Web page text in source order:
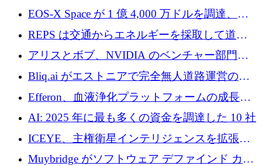
EOS-X Space が 1 億 4,000 万ドルを調達、
Mistral が Emmi AI を買収、Bliq がエストニア
での完全無人道路運営を承認
REPS は交通からエネルギーを採取して道路
を発電所に変えるために 2,360 万ドルを調達
アリスとボブ、NVIDIA のベンチャー部門か
らの投資でシリーズ B を拡大
Bliq.ai がエストニアで完全無人道路運営の承
認を獲得
Efferon、血液浄化プラットフォームの成長に
250万ユーロを確保
AI: 2025 年に最も多くの資金を調達した 10 社
ICEYE、主権衛星インテリジェンスを拡張す
るために 3 億ユーロの信用枠を確保
Muybridge がソフトウェア デファインド カメ